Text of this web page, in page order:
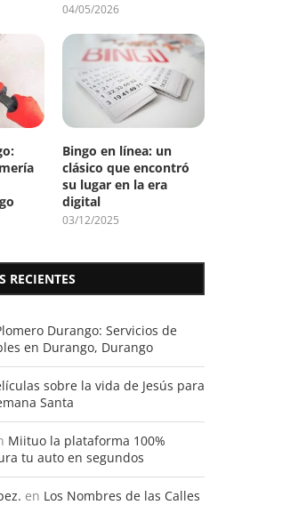
04/05/2026
Bingo en línea: un
clásico que encontró
su lugar en la era
digital
03/12/2025
RECIENTES
Durango: Servicios de
en Durango, Durango
sobre la vida de Jesús para
Santa
Miituo la plataforma 100%
tu auto en segundos
en Los Nombres de las Calles